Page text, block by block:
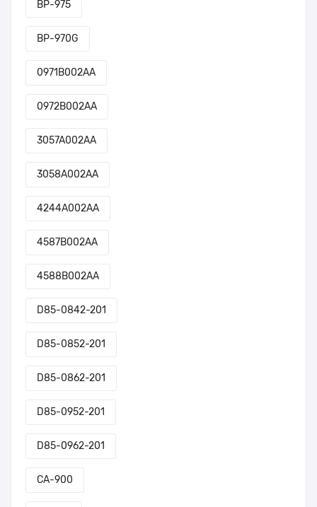
BP-975
BP-970G
0971B002AA
0972B002AA
3057A002AA
3058A002AA
4244A002AA
4587B002AA
4588B002AA
D85-0842-201
D85-0852-201
D85-0862-201
D85-0952-201
D85-0962-201
CA-900